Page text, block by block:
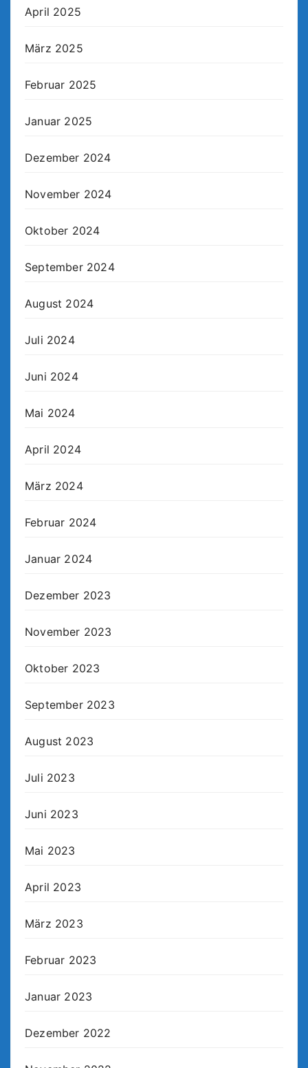
April 2025
März 2025
Februar 2025
Januar 2025
Dezember 2024
November 2024
Oktober 2024
September 2024
August 2024
Juli 2024
Juni 2024
Mai 2024
April 2024
März 2024
Februar 2024
Januar 2024
Dezember 2023
November 2023
Oktober 2023
September 2023
August 2023
Juli 2023
Juni 2023
Mai 2023
April 2023
März 2023
Februar 2023
Januar 2023
Dezember 2022